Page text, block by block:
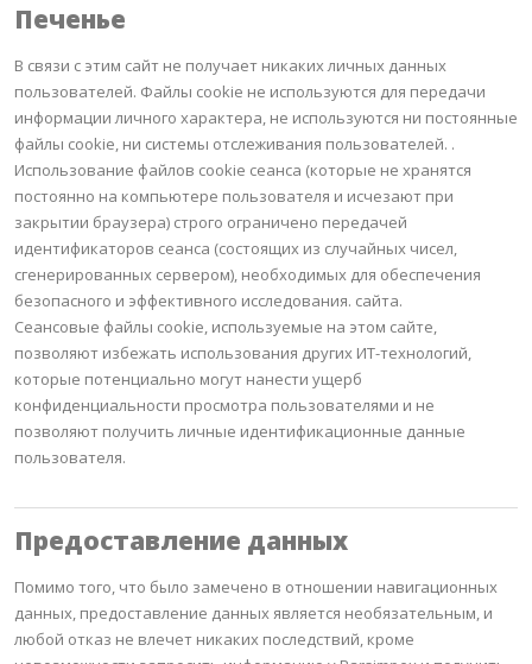
Печенье
В связи с этим сайт не получает никаких личных данных
пользователей. Файлы cookie не используются для передачи
информации личного характера, не используются ни постоянные
файлы cookie, ни системы отслеживания пользователей. .
Использование файлов cookie сеанса (которые не хранятся
постоянно на компьютере пользователя и исчезают при
закрытии браузера) строго ограничено передачей
идентификаторов сеанса (состоящих из случайных чисел,
сгенерированных сервером), необходимых для обеспечения
безопасного и эффективного исследования. сайта.
Сеансовые файлы cookie, используемые на этом сайте,
позволяют избежать использования других ИТ-технологий,
которые потенциально могут нанести ущерб
конфиденциальности просмотра пользователями и не
позволяют получить личные идентификационные данные
пользователя.
Предоставление данных
Помимо того, что было замечено в отношении навигационных
данных, предоставление данных является необязательным, и
любой отказ не влечет никаких последствий, кроме